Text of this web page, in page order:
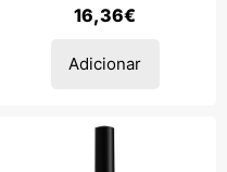
16,36€
Adicionar